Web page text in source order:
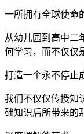
一所拥有全球使命
从幼儿园到高中二
何学习，而不仅仅
打造一个永不停止
我们不仅仅传授知
础知识后所带来的